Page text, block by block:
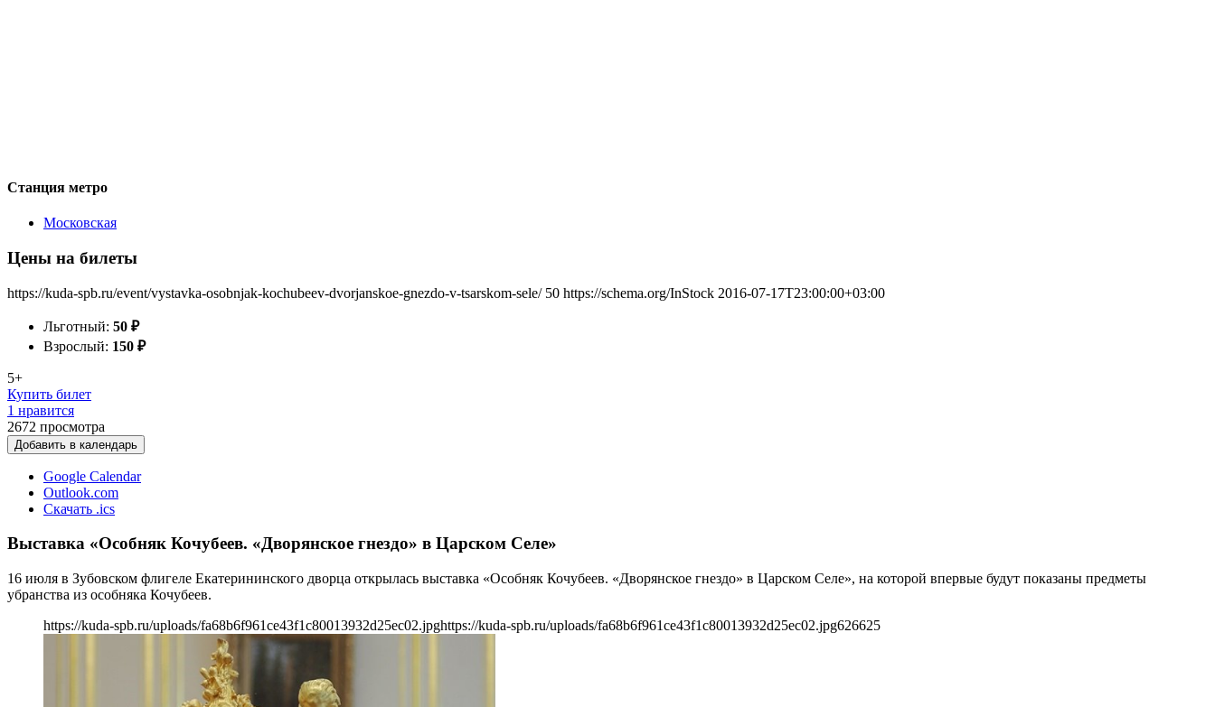
Станция метро
Московская
Цены на билеты
https://kuda-spb.ru/event/vystavka-osobnjak-kochubeev-dvorjanskoe-gnezdo-v-tsarskom-sele/ 50 https://schema.org/InStock 2016-07-17T23:00:00+03:00
Льготный: 50 ₽
Взрослый: 150 ₽
5+
Купить билет
1 нравится
2672 просмотра
Добавить в календарь
Google Calendar
Outlook.com
Скачать .ics
Выставка «Особняк Кочубеев. «Дворянское гнездо» в Царском Селе»
16 июля в Зубовском флигеле Екатерининского дворца открылась выставка «Особняк Кочубеев. «Дворянское гнездо» в Царском Селе», на которой впервые будут показаны предметы
убранства из особняка Кочубеев.
https://kuda-spb.ru/uploads/fa68b6f961ce43f1c80013932d25ec02.jpghttps://kuda-spb.ru/uploads/fa68b6f961ce43f1c80013932d25ec02.jpg626625